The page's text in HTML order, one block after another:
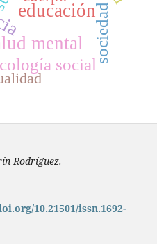
mental
educaciónsociedad
social
Rodríguez.
10.21501/issn.1692-